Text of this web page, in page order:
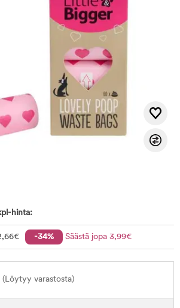
hinta:
,66€ -34% Säästä jopa 3,99€
(Löytyy varastosta)